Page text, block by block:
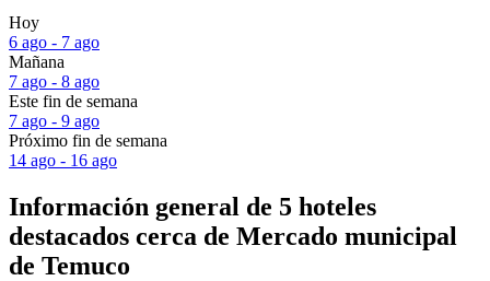
Hoy
6 ago - 7 ago
Mañana
7 ago - 8 ago
Este fin de semana
7 ago - 9 ago
Próximo fin de semana
14 ago - 16 ago
Información general de 5 hoteles
destacados cerca de Mercado municipal
de Temuco